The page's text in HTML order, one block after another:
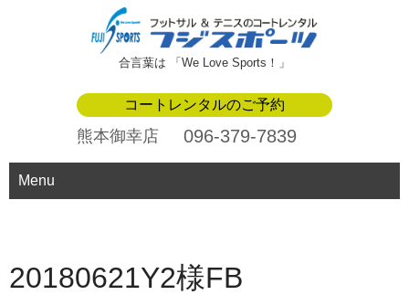
合言葉は 「We Love Sports！」
コートレンタルのご予約
熊本御幸店 096-379-7839
Menu
20180621Y2様FB